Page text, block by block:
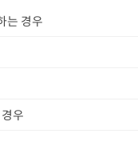
는 경우
우